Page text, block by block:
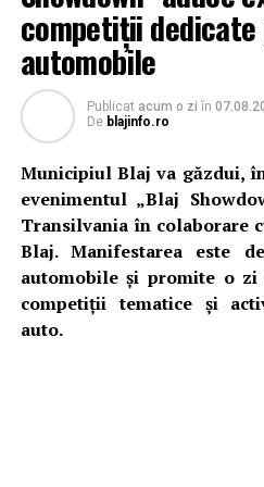
excluziune socială.
competiții
automobile
Publicat acum o zi în
De blajinfo.ro
Municipiul Blaj va găzdui,
evenimentul „Blaj
Transilvania în colaborare
Blaj. Manifestarea este
automobile și promite o
competiții tematice și
auto.